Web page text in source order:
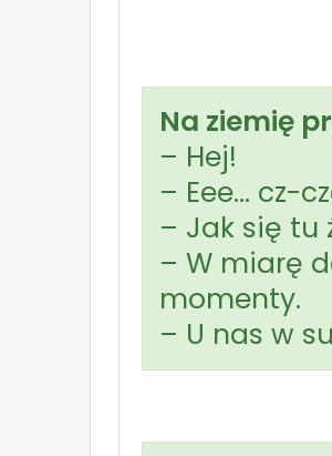
Na ziemię
– Hej!
– Eee… cz-
– Jak się tu
– W miarę
momenty.
– U nas w